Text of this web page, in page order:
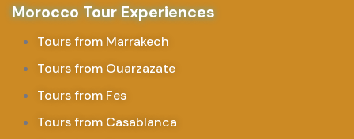
Morocco Tour Experiences
Tours from Marrakech
Tours from Ouarzazate
Tours from Fes
Tours from Casablanca